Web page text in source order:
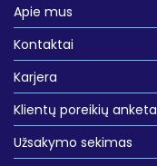
Apie mus
Kontaktai
Karjera
Klientų poreikių anketa
Užsakymo sekimas